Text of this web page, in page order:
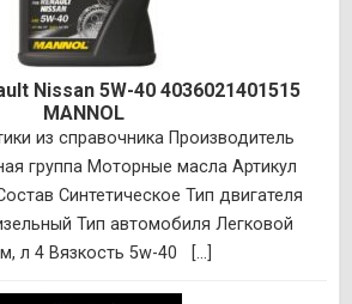
Nissan 5W-40 4036021401515
MANNOL
из справочника Производитель
группа Моторные масла Артикул
Синтетическое Тип двигателя
Тип автомобиля Легковой
л 4 Вязкость 5w-40 [...]